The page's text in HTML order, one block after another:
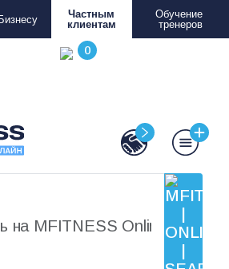
Частным
клиентам
Обучение
тренеров